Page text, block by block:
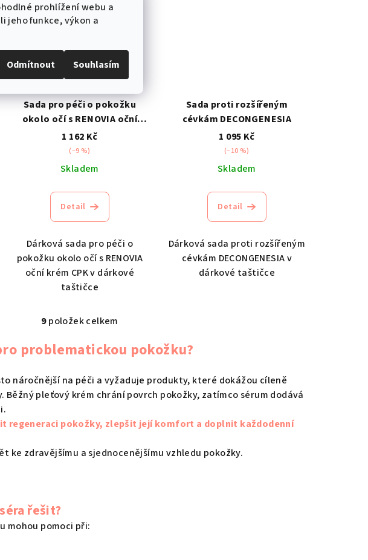
prohlížení webu a
jeho funkce, výkon a
Odmítnout Souhlasím
Sada pro péči o pokožku
okolo očí s RENOVIA oční
krém CPK
1 162 Kč
(–9 %)
Skladem
Detail
Dárková sada pro péči o
pokožku okolo očí s RENOVIA
oční krém CPK v dárkové
taštičce
Sada proti rozšířeným
cévkám DECONGENESIA
1 095 Kč
(–10 %)
Skladem
Detail
Dárková sada proti rozšířeným
cévkám DECONGENESIA v
dárkové taštičce
O
v
á
d
c
í
y
9položek celkem
problematickou pokožku?
náročnější na péči a vyžaduje produkty, které dokážou cíleně
pleťový krém chrání povrch pokožky, zatímco sérum dodává
regeneraci pokožky, zlepšit její komfort a doplnit každodenní
ke zdravějšímu a sjednocenějšímu vzhledu pokožky.
řešit?
mohou pomoci při: